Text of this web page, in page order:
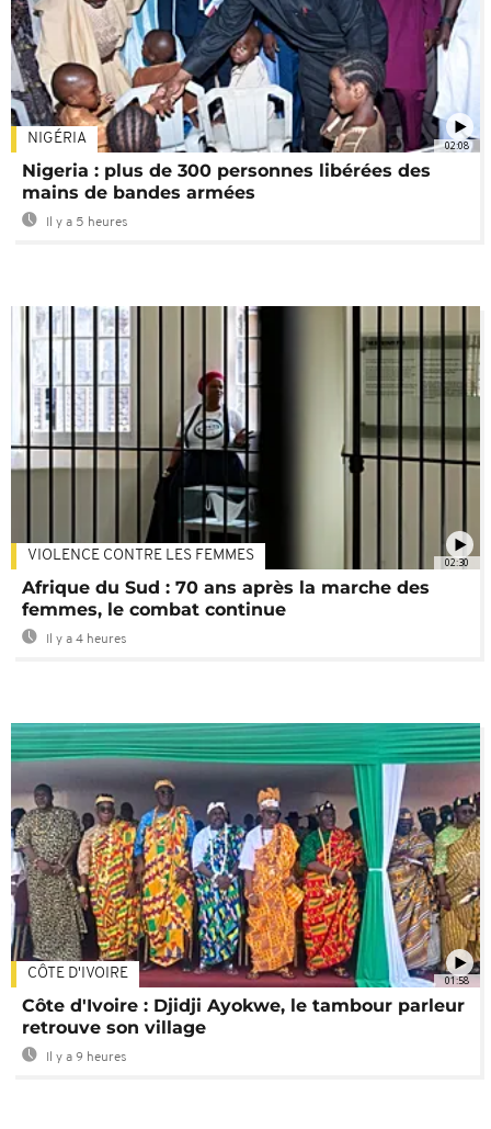
02:08
NIGÉRIA
Nigeria : plus de 300 personnes libérées des
mains de bandes armées
Il y a 5 heures
02:30
VIOLENCE CONTRE LES FEMMES
Afrique du Sud : 70 ans après la marche des
femmes, le combat continue
Il y a 4 heures
01:58
CÔTE D'IVOIRE
Côte d'Ivoire : Djidji Ayokwe, le tambour parleur
retrouve son village
Il y a 9 heures